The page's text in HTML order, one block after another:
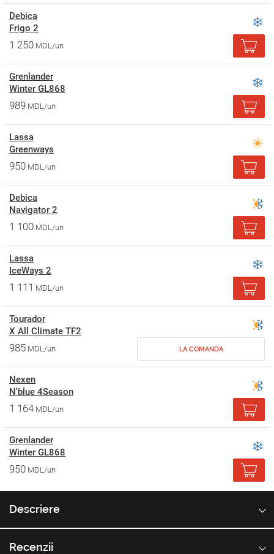
Debica
Frigo 2
1 250 MDL/un
Grenlander
Winter GL868
989 MDL/un
Lassa
Greenways
950 MDL/un
Debica
Navigator 2
1 100 MDL/un
Lassa
IceWays 2
1 111 MDL/un
Tourador
X All Climate TF2
985 MDL/un LA COMANDA
Nexen
N'blue 4Season
1 164 MDL/un
Grenlander
Winter GL868
950 MDL/un
Descriere
Recenzii